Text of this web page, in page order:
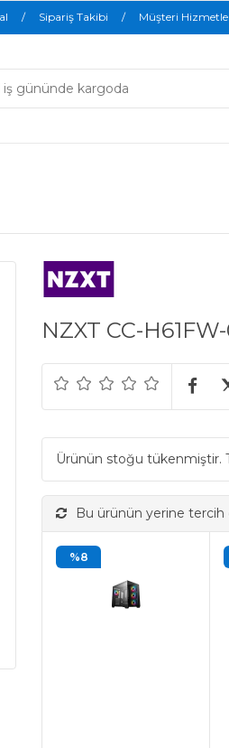
Sipariş Takibi Müşteri
NZXT CC-
Ürünün stoğu tükenmiştir.
Bu ürünün yerine
%8